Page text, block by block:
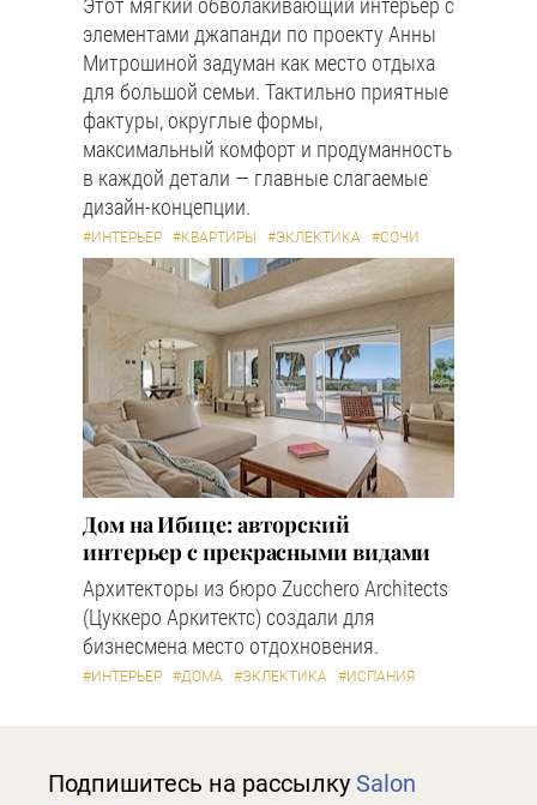
Этот мягкий обволакивающий интерьер с
элементами джапанди по проекту Анны
Митрошиной задуман как место отдыха
для большой семьи. Тактильно приятные
фактуры, округлые формы,
максимальный комфорт и продуманность
в каждой детали — главные слагаемые
дизайн-концепции.
#ИНТЕРЬЕР #КВАРТИРЫ #ЭКЛЕКТИКА #СОЧИ
Дом на Ибице: авторский
интерьер с прекрасными видами
Архитекторы из бюро Zucchero Architects
(Цуккеро Аркитектс) создали для
бизнесмена место отдохновения.
#ИНТЕРЬЕР #ДОМА #ЭКЛЕКТИКА #ИСПАНИЯ
Подпишитесь на рассылку Salon